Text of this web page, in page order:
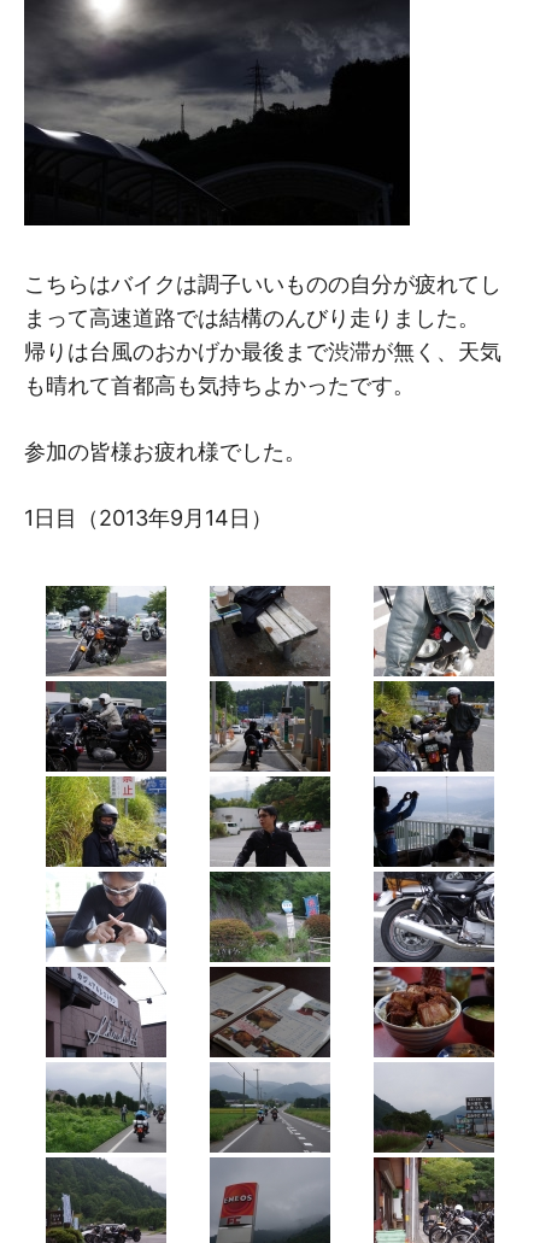
こちらはバイクは調子いいものの自分が疲れてし
まって高速道路では結構のんびり走りました。
帰りは台風のおかげか最後まで渋滞が無く、天気
も晴れて首都高も気持ちよかったです。
参加の皆様お疲れ様でした。
1日目（2013年9月14日）